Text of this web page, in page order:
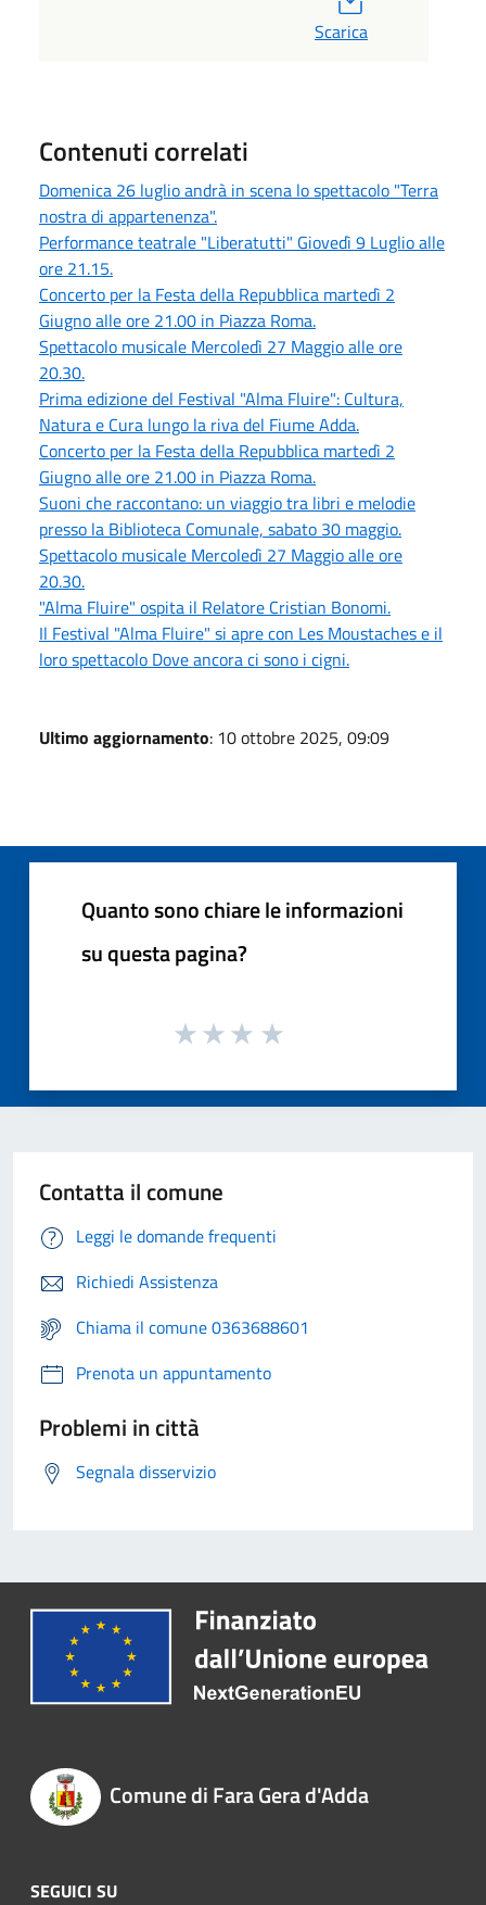
Scarica
Contenuti correlati
Domenica 26 luglio andrà in scena lo spettacolo "Terra
nostra di appartenenza".
Performance teatrale "Liberatutti" Giovedì 9 Luglio alle
ore 21.15.
Concerto per la Festa della Repubblica martedì 2
Giugno alle ore 21.00 in Piazza Roma.
Spettacolo musicale Mercoledì 27 Maggio alle ore
20.30.
Prima edizione del Festival "Alma Fluire": Cultura,
Natura e Cura lungo la riva del Fiume Adda.
Concerto per la Festa della Repubblica martedì 2
Giugno alle ore 21.00 in Piazza Roma.
Suoni che raccontano: un viaggio tra libri e melodie
presso la Biblioteca Comunale, sabato 30 maggio.
Spettacolo musicale Mercoledì 27 Maggio alle ore
20.30.
"Alma Fluire" ospita il Relatore Cristian Bonomi.
Il Festival "Alma Fluire" si apre con Les Moustaches e il
loro spettacolo Dove ancora ci sono i cigni.
Ultimo aggiornamento: 10 ottobre 2025, 09:09
Quanto sono chiare le informazioni
su questa pagina?
Contatta il comune
Leggi le domande frequenti
Richiedi Assistenza
Chiama il comune 0363688601
Prenota un appuntamento
Problemi in città
Segnala disservizio
Comune di Fara Gera d'Adda
SEGUICI SU